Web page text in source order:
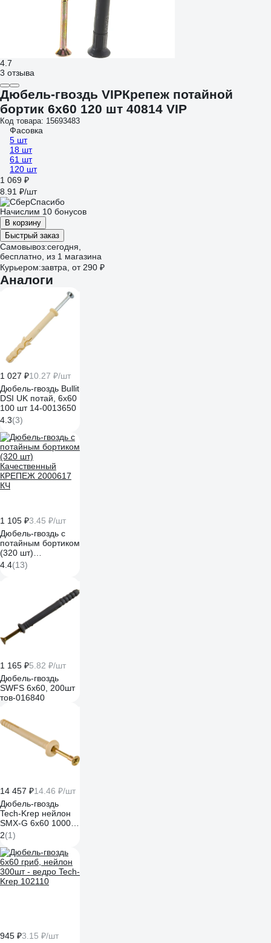
4.7
3 отзыва
Дюбель-гвоздь VIPКрепеж потайной
бортик 6х60 120 шт 40814 VIP
Код товара: 15693483
Фасовка
5 шт
18 шт
61 шт
120 шт
1 069 ₽
8.91 ₽/шт
Начислим 10 бонусов
В корзину
Быстрый заказ
Самовывоз:сегодня,
бесплатно , из 1 магазина
Курьером:завтра, от 290 ₽
Аналоги
1 027 ₽10.27 ₽/шт
Дюбель-гвоздь Bullit
DSI UK потай, 6x60
100 шт 14-0013650
4.3(3)
1 105 ₽3.45 ₽/шт
Дюбель-гвоздь с
потайным бортиком
(320 шт)
Качественный
КРЕПЕЖ 2000617
4.4(13)
1 165 ₽5.82 ₽/шт
Дюбель-гвоздь
SWFS 6х60, 200шт
тов-016840
14 457 ₽14.46 ₽/шт
Дюбель-гвоздь
Tech-Krep нейлон
SMX-G 6x60 1000
шт 00007581
2(1)
945 ₽3.15 ₽/шт